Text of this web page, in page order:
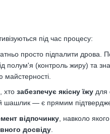
під час процесу:
просто підпалити дрова.
полум'я (контроль жиру) та
майстерності.
хто забезпечує якісну їжу для
шашлик — є прямим
відпочинку , навколо
досвіду